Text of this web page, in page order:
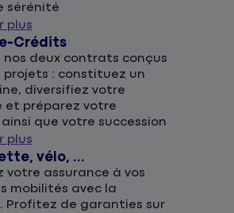
sérénité
plus
Crédits
nos deux contrats conçus
projets : constituez un
diversifiez votre
et préparez votre
que votre succession
plus
vélo, ...
votre assurance à vos
mobilités avec la
Profitez de garanties sur